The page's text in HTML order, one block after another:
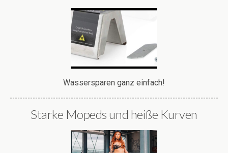
Wassersparen ganz einfach!
Starke Mopeds und heiße Kurven